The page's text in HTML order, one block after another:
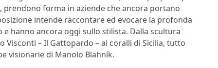
prendono forma in aziende che ancora portano
intende raccontare ed evocare la profonda
hanno ancora oggi sullo stilista. Dalla scultura
– Il Gattopardo – ai coralli di Sicilia, tutto
visionarie di Manolo Blahník.